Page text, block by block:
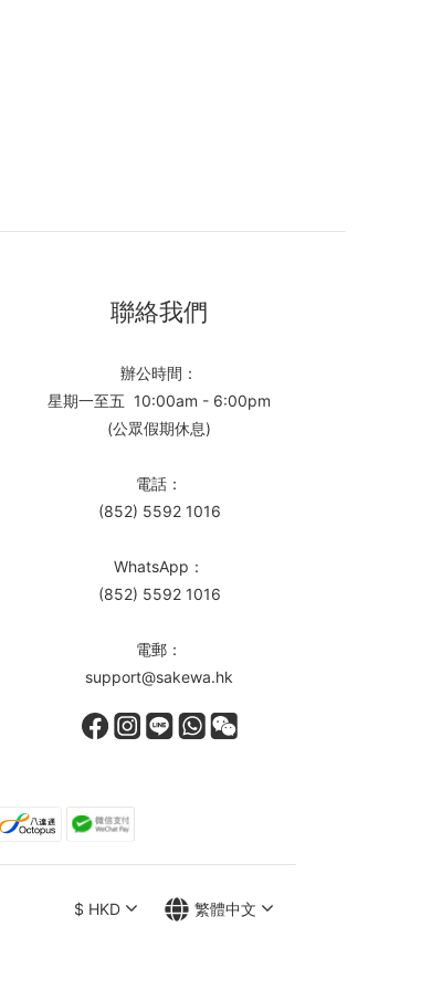
聯絡我們
辦公時間：
星期一至五 10:00am - 6:00pm
(公眾假期休息)
電話：
(852) 5592 1016
WhatsApp：
(852) 5592 1016
電郵：
support@sakewa.hk
$ HKD 繁體中文